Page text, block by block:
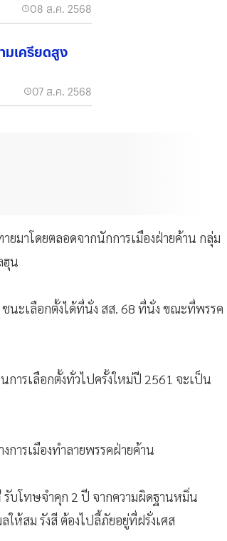
08 ส.ค. 2568
มเครียดสูง
07 ส.ค. 2568
มาโดยตลอดจากนักการเมืองฝ่ายค้าน กลุ่ม
ฮุน
ชนะเลือกตั้งได้ที่นั่ง สส. 68 ที่นั่ง ขณะที่พรรค
การเลือกตั้งทั่วไปครั้งใหม่ปี 2561 จะเป็น
การเมืองทำลายพรรคฝ่ายค้าน
รับโทษจำคุก 2 ปี จากความผิดฐานหมิ่น
ให้สม รังสี ต้องไปลี้ภัยอยู่ที่ฝรั่งเศส